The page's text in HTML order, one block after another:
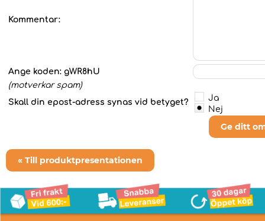
Kommentar:
Ange koden: gWR8hU
(motverkar spam)
Skall din epost-adress synas vid betyget?
Ja
Nej
Ge ditt
« Till produktpresentationen